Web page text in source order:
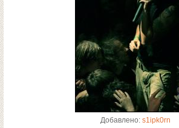
Добавлено: s1ipk0rn